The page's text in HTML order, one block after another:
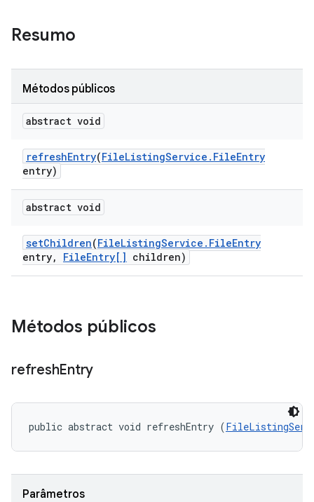
Resumo
Métodos públicos
abstract void
refreshEntry(FileListingService . FileEntry
entry)
abstract void
setChildren(FileListingService . FileEntry
entry, FileEntry[] children)
Métodos públicos
refreshEntry
public abstract void refreshEntry (
Parâmetros